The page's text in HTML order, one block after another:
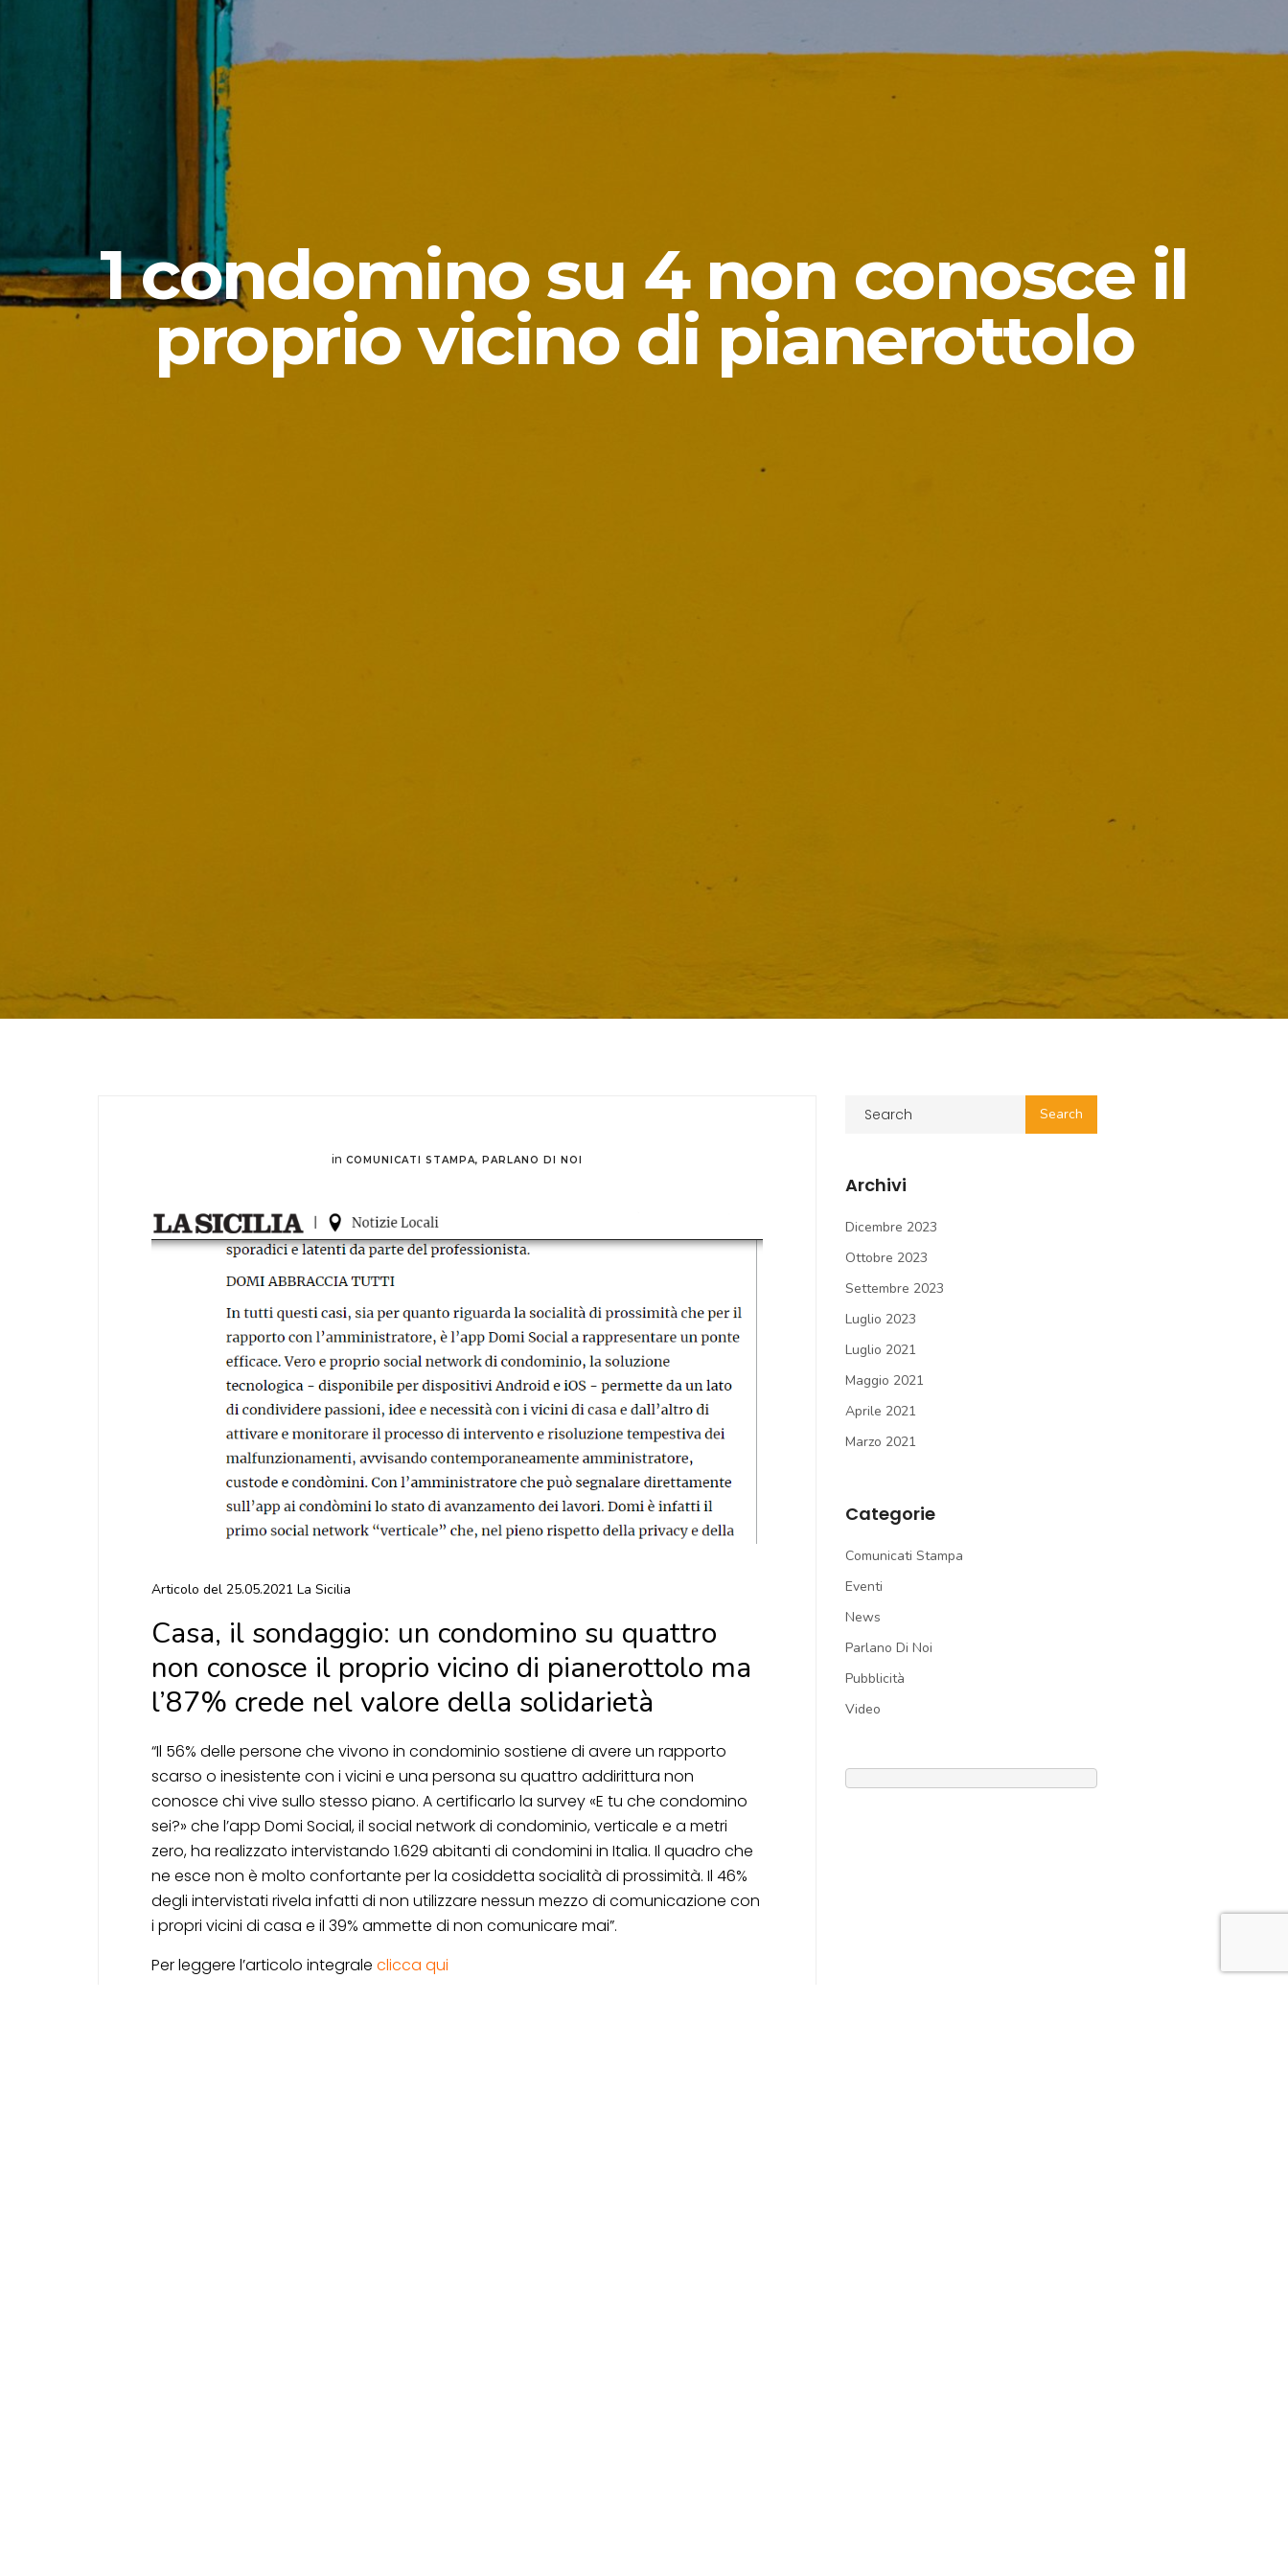
1 condomino su 4 non conosce il
proprio vicino di pianerottolo
in COMUNICATI STAMPA, PARLANO DI NOI
Articolo del 25.05.2021 La Sicilia
Casa, il sondaggio: un condomino su quattro
non conosce il proprio vicino di pianerottolo ma
l’87% crede nel valore della solidarietà
“Il 56% delle persone che vivono in condominio sostiene di avere un rapporto
scarso o inesistente con i vicini e una persona su quattro addirittura non
conosce chi vive sullo stesso piano. A certificarlo la survey «E tu che condomino
sei?» che l’app Domi Social, il social network di condominio, verticale e a metri
zero, ha realizzato intervistando 1.629 abitanti di condomini in Italia. Il quadro che
ne esce non è molto confortante per la cosiddetta socialità di prossimità. Il 46%
degli intervistati rivela infatti di non utilizzare nessun mezzo di comunicazione con
i propri vicini di casa e il 39% ammette di non comunicare mai”.
Per leggere l’articolo integrale clicca qui
Archivi
Dicembre 2023
Ottobre 2023
Settembre 2023
Luglio 2023
Luglio 2021
Maggio 2021
Aprile 2021
Marzo 2021
Categorie
Comunicati Stampa
Eventi
News
Parlano Di Noi
Pubblicità
Video